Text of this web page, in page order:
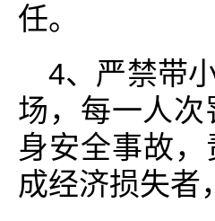
任。
4、严禁带
场，每一人
身安全事故
成经济损失者